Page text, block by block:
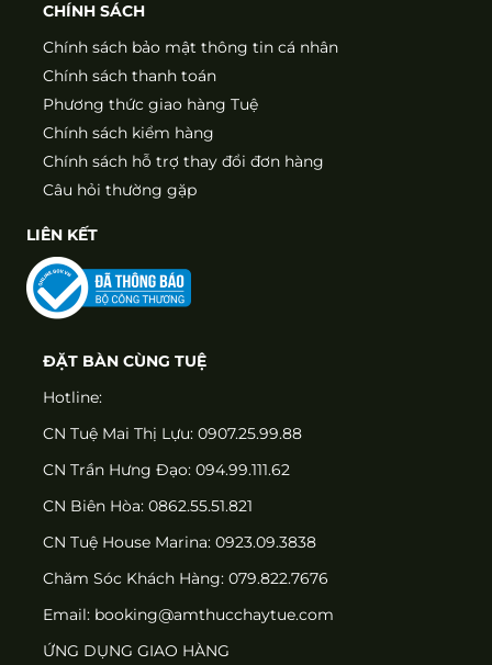
CHÍNH SÁCH
Chính sách bảo mật thông tin cá nhân
Chính sách thanh toán
Phương thức giao hàng Tuệ
Chính sách kiểm hàng
Chính sách hỗ trợ thay đổi đơn hàng
Câu hỏi thường gặp
LIÊN KẾT
ĐẶT BÀN CÙNG TUỆ
Hotline:
CN Tuệ Mai Thị Lựu: 0907.25.99.88
CN Trần Hưng Đạo: 094.99.111.62
CN Biên Hòa: 0862.55.51.821
CN Tuệ House Marina: 0923.09.3838
Chăm Sóc Khách Hàng: 079.822.7676
Email: booking@amthucchaytue.com
ỨNG DỤNG GIAO HÀNG